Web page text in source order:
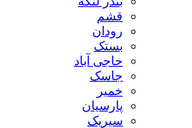
قشم
رودان
بستک
حاجی آباد
جاسک
خمیر
پارسیان
سیریک